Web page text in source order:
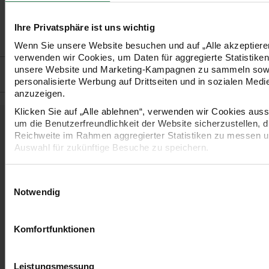
Ihre Privatsphäre ist uns wichtig
Wenn Sie unsere Website besuchen und auf „Alle
verwenden wir Cookies, um Daten für aggregierte
unsere Website und Marketing-Kampagnen zu sammeln
personalisierte Werbung auf Drittseiten und in sozialen
anzuzeigen.
Klicken Sie auf „Alle ablehnen“, verwenden wir Cookies
um die Benutzerfreundlichkeit der Website sicherzustellen,
Reichweite im Rahmen aggregierter Statistiken zu messen
Auswahl für zukünftige Besuche zu speichern.
Ihre Einwilligung ist freiwillig und kann jederzeit über den
Informationen zu den verwendeten Technologien und den
Notwendig
Komfortfunktionen
Leistungsmessung
•Verbrauch: Dreieckstuch = ca. 200 g
Pflege: 30°C Schonwäsche
Made in South Africa
Hersteller
Kostenlose Anleitungen.
aus Essentials Super